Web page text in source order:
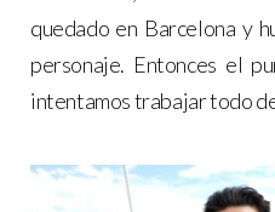
quedado en Barcelona y
personaje. Entonces el
intentamos trabajar todo